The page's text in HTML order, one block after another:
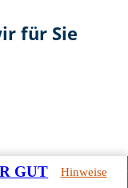
für Sie
GUT Hinweise